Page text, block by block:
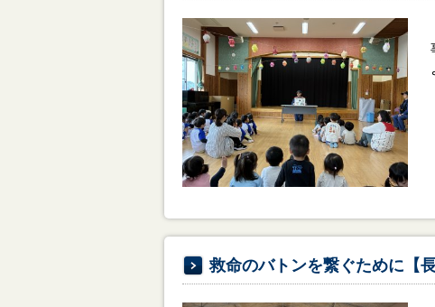
救命のバトンを繋ぐために【